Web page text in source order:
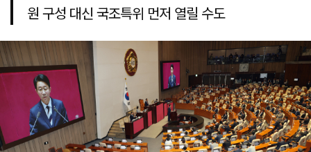
원 구성 대신 국조특위 먼저 열릴 수도